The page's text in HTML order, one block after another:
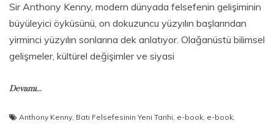
Sir Anthony Kenny, modern dünyada felsefenin gelişiminin
büyüleyici öyküsünü, on dokuzuncu yüzyılın başlarından
yirminci yüzyılın sonlarına dek anlatıyor. Olağanüstü bilimsel
gelişmeler, kültürel değişimler ve siyasi
Devamı...
Anthony Kenny, Batı Felsefesinin Yeni Tarihi, e-book, e-book,